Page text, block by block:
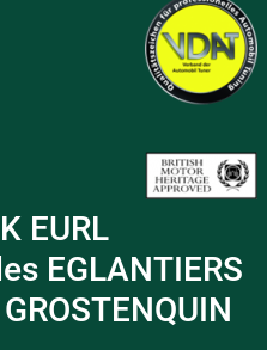
EURL
EGLANTIERS